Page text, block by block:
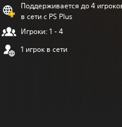
Поддерживается до 4
в сети с PS Plus
Игроки: 1 - 4
1 игрок в сети